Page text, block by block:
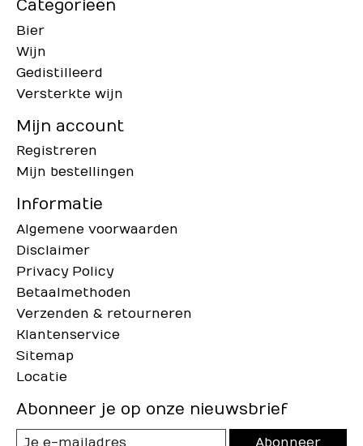
Categorieën
Bier
Wijn
Gedistilleerd
Versterkte wijn
Mijn account
Registreren
Mijn bestellingen
Informatie
Algemene voorwaarden
Disclaimer
Privacy Policy
Betaalmethoden
Verzenden & retourneren
Klantenservice
Sitemap
Locatie
Abonneer je op onze nieuwsbrief
Abonneer